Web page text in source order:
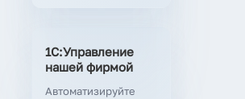
1С:Управление
нашей фирмой
Автоматизируйте